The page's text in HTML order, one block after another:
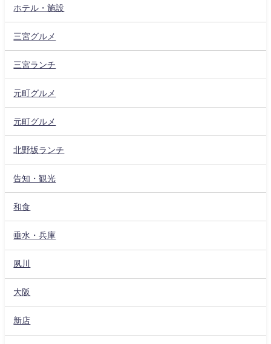
ホテル・施設
三宮グルメ
三宮ランチ
元町グルメ
元町グルメ
北野坂ランチ
告知・観光
和食
垂水・兵庫
夙川
大阪
新店